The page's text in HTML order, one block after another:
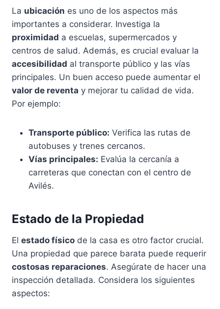
La ubicación es uno de los aspectos más
importantes a considerar. Investiga la
proximidad a escuelas, supermercados y
centros de salud. Además, es crucial evaluar la
accesibilidad al transporte público y las vías
principales. Un buen acceso puede aumentar el
valor de reventa y mejorar tu calidad de vida.
Por ejemplo:
Transporte público: Verifica las rutas de
autobuses y trenes cercanos.
Vías principales: Evalúa la cercanía a
carreteras que conectan con el centro de
Avilés.
Estado de la Propiedad
El estado físico de la casa es otro factor crucial.
Una propiedad que parece barata puede requerir
costosas reparaciones. Asegúrate de hacer una
inspección detallada. Considera los siguientes
aspectos: